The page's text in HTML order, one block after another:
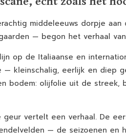
middeleeuws dorpje
— begon het verhaal
op de Italiaanse en
— kleinschalig, eerlijk en diep
bodem: olijfolie uit de
vertelt een verhaal. De
— de seizoenen en